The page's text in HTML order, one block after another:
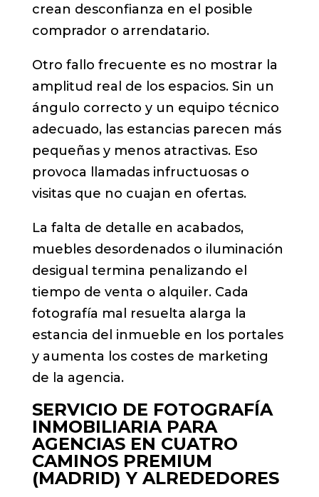
crean desconfianza en el posible
comprador o arrendatario.
Otro fallo frecuente es no mostrar la
amplitud real de los espacios. Sin un
ángulo correcto y un equipo técnico
adecuado, las estancias parecen más
pequeñas y menos atractivas. Eso
provoca llamadas infructuosas o
visitas que no cuajan en ofertas.
La falta de detalle en acabados,
muebles desordenados o iluminación
desigual termina penalizando el
tiempo de venta o alquiler. Cada
fotografía mal resuelta alarga la
estancia del inmueble en los portales
y aumenta los costes de marketing
de la agencia.
SERVICIO DE FOTOGRAFÍA
INMOBILIARIA PARA
AGENCIAS EN CUATRO
CAMINOS PREMIUM
(MADRID) Y ALREDEDORES